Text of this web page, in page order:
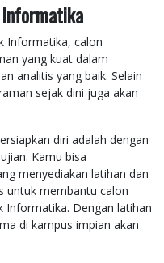
Informatika
Informatika, calon
yang kuat dalam
analitis yang baik. Selain
sejak dini juga akan
diri adalah dengan
Kamu bisa
menyediakan latihan dan
untuk membantu calon
Informatika. Dengan latihan
di kampus impian akan